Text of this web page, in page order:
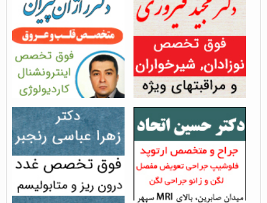
دکتر راژان پیران - فوق
تخصص آنژیوپلاستی قلب...
بازدید از مطلب : 3563
دکتر مجید فیروزی - فوق
تخصص نوزادان در...
بازدید از مطلب : 3388
دکتر زهرا عباسی رنجبر
بازدید از مطلب : 3308
دکتر حسین اتحاد - جراح و
متخصص...
بازدید از مطلب : 2942